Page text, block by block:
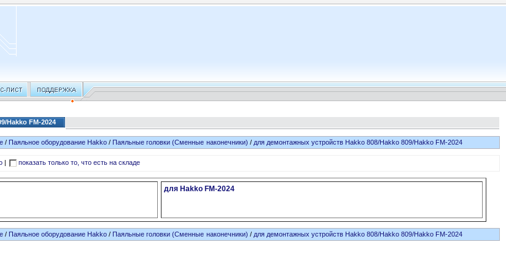
Hakko FM-2024
/ Паяльное оборудование Hakko /Паяльные головки (Сменные наконечники) / для демонтажных устройств Hakko 808/Hakko 809/Hakko FM-2024
| показать только то, что есть на складе
для Hakko FM-2024
/ Паяльное оборудование Hakko /Паяльные головки (Сменные наконечники) / для демонтажных устройств Hakko 808/Hakko 809/Hakko FM-2024